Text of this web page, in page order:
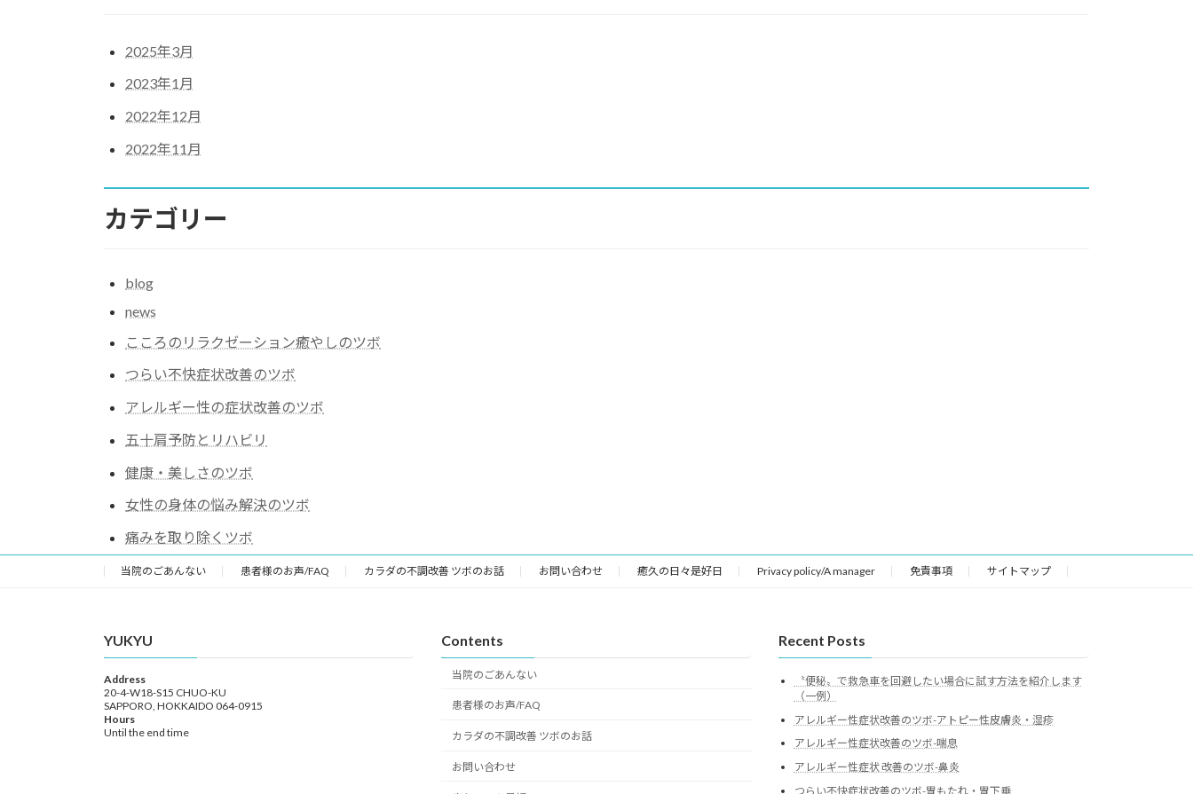
2025年3月
2023年1月
2022年12月
2022年11月
カテゴリー
blog
news
こころのリラクゼーション癒やしのツボ
つらい不快症状改善のツボ
アレルギー性の症状改善のツボ
五十肩予防とリハビリ
健康・美しさのツボ
女性の身体の悩み解決のツボ
痛みを取り除くツボ
当院のごあんない 患者様のお声/FAQ カラダの不調改善 ツボのお話 お問い合わせ 癒久の日々是好日 Privacy policy/A manager 免責事項 サイトマップ
YUKYU
Address
20-4-W18-S15 CHUO-KU
SAPPORO, HOKKAIDO 064-0915
Hours
Until the end time
Contents
当院のごあんない
患者様のお声/FAQ
カラダの不調改善 ツボのお話
お問い合わせ
Recent Posts
〝便秘〟で救急車を回避したい場合に試す方法を紹介します
（一例）
アレルギー性症状改善のツボ-アトピー性皮膚炎・湿疹
アレルギー性症状改善のツボ-喘息
アレルギー性症状 改善のツボ-鼻炎
つらい不快症状改善のツボ-胃もたれ・胃下垂